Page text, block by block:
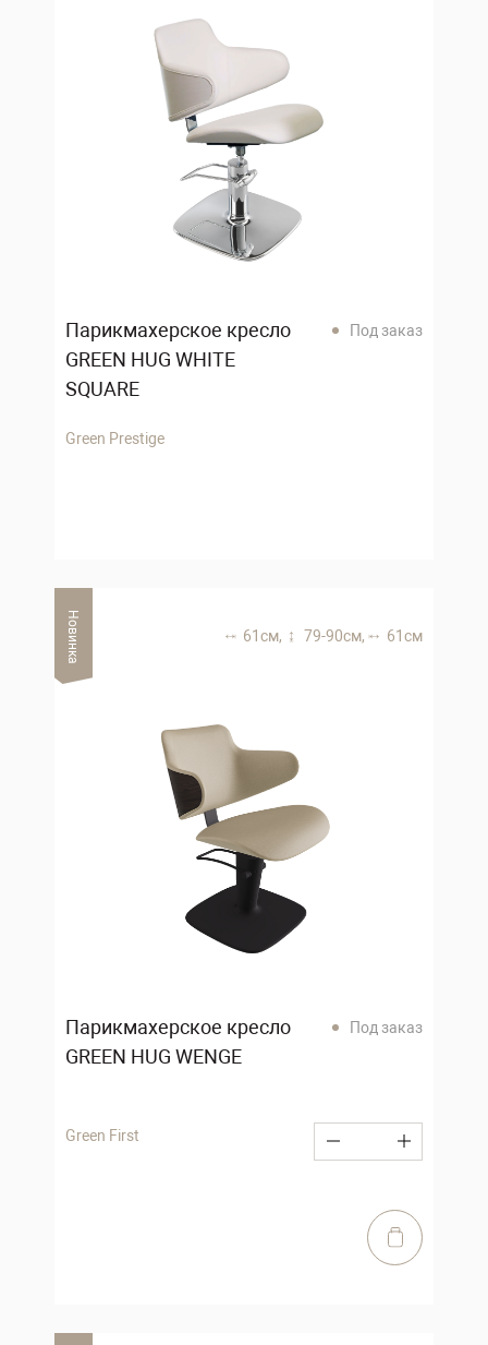
Парикмахерское кресло
GREEN HUG WHITE
SQUARE
Под заказ
Green Prestige
Новинка 61 см, 79-90 см, 61 см
Парикмахерское кресло
GREEN HUG WENGE
Под заказ
Green First